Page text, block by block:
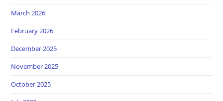
March 2026
February 2026
December 2025
November 2025
October 2025